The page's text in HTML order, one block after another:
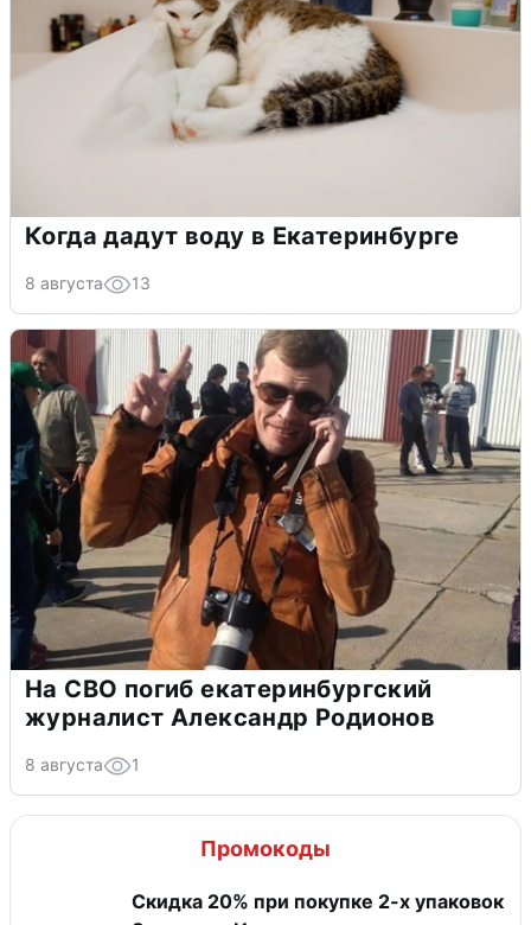
Когда дадут воду в Екатеринбурге
8 августа 13
На СВО погиб екатеринбургский
журналист Александр Родионов
8 августа 1
Промокоды
Скидка 20% при покупке 2-х упаковок